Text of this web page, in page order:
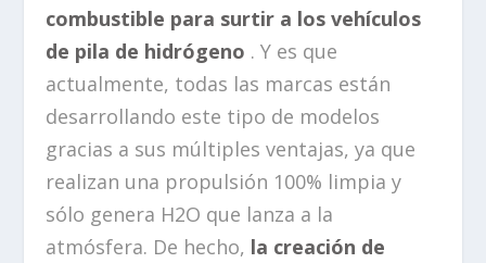
combustible para surtir a los vehículos
de pila de hidrógeno . Y es que
actualmente, todas las marcas están
desarrollando este tipo de modelos
gracias a sus múltiples ventajas, ya que
realizan una propulsión 100% limpia y
sólo genera H2O que lanza a la
atmósfera. De hecho, la creación de